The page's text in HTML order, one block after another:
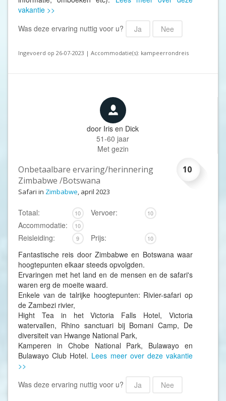
vakantie >>
Was deze ervaring nuttig voor u?
Ja Nee
Ingevoerd op 26-07-2023 | Accommodatie(s): kampeerrondreis
door Iris en Dick
51-60 jaar
Met gezin
10
Onbetaalbare ervaring/herinnering
Zimbabwe /Botswana
Safari in Zimbabwe, april 2023
Totaal: 10 Vervoer: 10
Accommodatie: 10
Reisleiding: 9 Prijs: 10
Fantastische reis door Zimbabwe en Botswana waar
hoogtepunten elkaar steeds opvolgden.
Ervaringen met het land en de mensen en de safari's
waren erg de moeite waard.
Enkele van de talrijke hoogtepunten: Rivier-safari op
de Zambezi rivier,
Hight Tea in het Victoria Falls Hotel, Victoria
watervallen, Rhino sanctuari bij Bomani Camp, De
diversiteit van Hwange National Park,
Kamperen in Chobe National Park, Bulawayo en
Bulawayo Club Hotel. Lees meer over deze vakantie
>>
Was deze ervaring nuttig voor u?
Ja Nee